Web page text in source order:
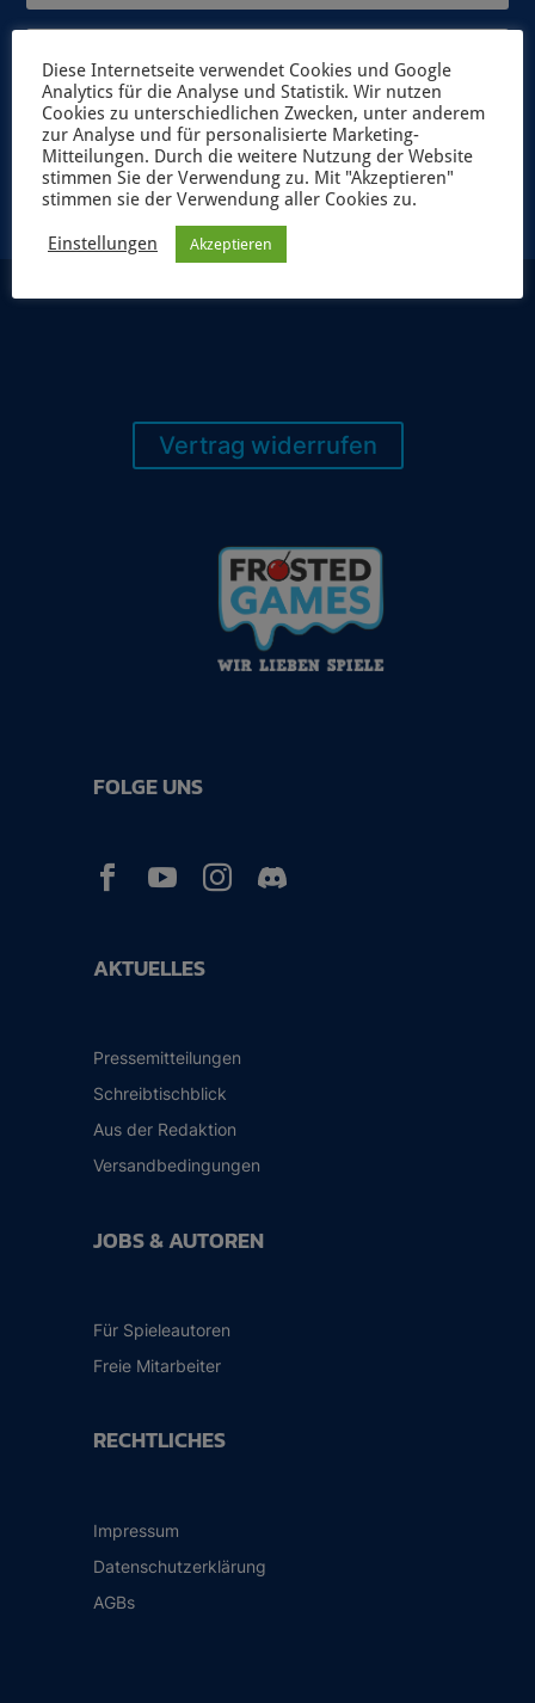
JETZT ANMELDEN
Vertrag widerrufen
AKTUELLES
Pressemitteilungen
Schreibtischblick
Aus der Redaktion
Versandbedingungen
JOBS & AUTOREN
Für Spieleautoren
Freie Mitarbeiter
RECHTLICHES
Impressum
Datenschutzerklärung
AGBs
FOLGE UNS
  
Diese Internetseite verwendet Cookies und Google
Analytics für die Analyse und Statistik. Wir nutzen
Cookies zu unterschiedlichen Zwecken, unter anderem
zur Analyse und für personalisierte Marketing-
Mitteilungen. Durch die weitere Nutzung der Website
stimmen Sie der Verwendung zu. Mit "Akzeptieren"
stimmen sie der Verwendung aller Cookies zu.
Einstellungen Akzeptieren